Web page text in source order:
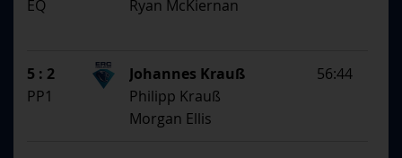
Ryan McKiernan
EQ
5 : 2 56:44
Johannes Krauß
Philipp Krauß
Morgan Ellis
PP1